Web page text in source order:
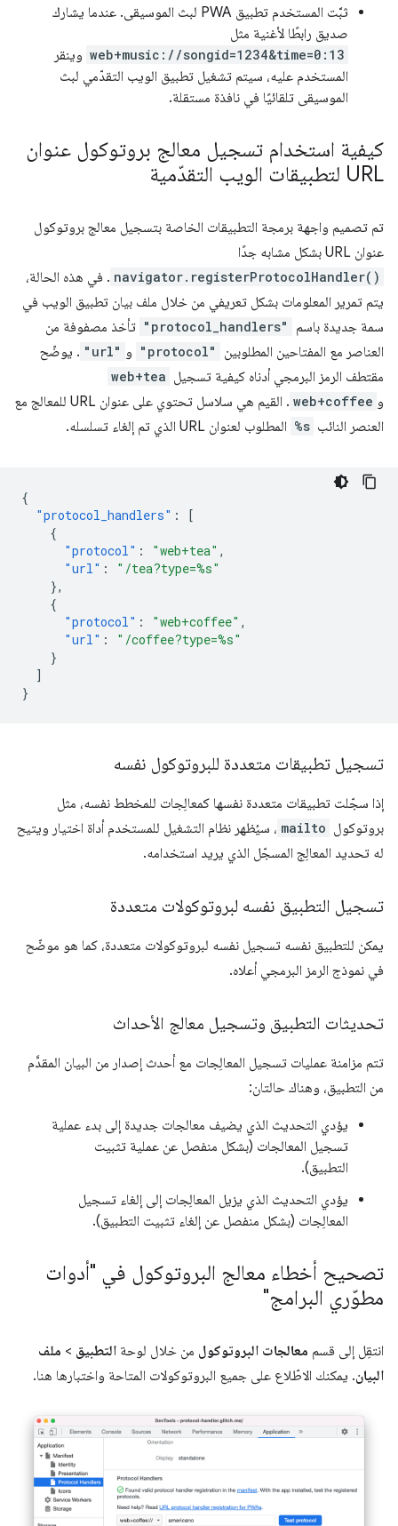
ثبَّت المستخدم تطبيق PWA لبث الموسيقى. عندما يشارك
صديق رابطًا لأغنية مثل
web+music://songid=1234&time=0:13 وينقر
المستخدم عليه، سيتم تشغيل تطبيق الويب التقدّمي لبث
الموسيقى تلقائيًا في نافذة مستقلة.
كيفية استخدام تسجيل معالج بروتوكول عنوان
URL لتطبيقات الويب التقدّمية
تم تصميم واجهة برمجة التطبيقات الخاصة بتسجيل معالج بروتوكول
عنوان URL بشكل مشابه جدًا
navigator.registerProtocolHandler() . في هذه الحالة،
يتم تمرير المعلومات بشكل تعريفي من خلال ملف بيان تطبيق الويب في
سمة جديدة باسم
"protocol_handlers" تأخذ مصفوفة من
العناصر مع المفتاحين المطلوبين
"protocol" و "url" . يوضّح
مقتطف الرمز البرمجي أدناه كيفية تسجيل web+tea
و web+coffee
. القيم هي سلاسل تحتوي على عنوان URL للمعالج مع
العنصر النائب %s المطلوب لعنوان URL الذي تم إلغاء تسلسله.
{
"protocol_handlers" :
[
{
"protocol" : "web+tea" ,
"url" :
"/tea?type=%s"
},
{
"protocol" : "web+coffee" ,
"url" :
"/coffee?type=%s"
}
]
}
تسجيل تطبيقات متعددة للبروتوكول نفسه
إذا سجّلت تطبيقات متعددة نفسها كمعالِجات للمخطط نفسه، مثل
بروتوكول mailto ، سيُظهر نظام التشغيل للمستخدم أداة اختيار ويتيح
له تحديد المعالِج المسجّل الذي يريد استخدامه.
تسجيل التطبيق نفسه لبروتوكولات متعددة
يمكن للتطبيق نفسه تسجيل نفسه لبروتوكولات متعددة، كما هو موضّح
في نموذج الرمز البرمجي أعلاه.
تحديثات التطبيق وتسجيل معالج الأحداث
تتم مزامنة عمليات تسجيل المعالِجات مع أحدث إصدار من البيان المقدَّم
من التطبيق، وهناك حالتان:
يؤدي التحديث الذي يضيف معالجات جديدة إلى بدء عملية
تسجيل المعالجات (بشكل منفصل عن عملية تثبيت
التطبيق).
يؤدي التحديث الذي يزيل المعالِجات إلى إلغاء تسجيل
المعالِجات (بشكل منفصل عن إلغاء تثبيت التطبيق).
تصحيح أخطاء معالج البروتوكول في "أدوات
مطوّري البرامج"
انتقِل إلى قسم معالجات البروتوكول من خلال لوحة التطبيق > ملف
البيان. يمكنك الاطّلاع على جميع البروتوكولات المتاحة واختبارها هنا.